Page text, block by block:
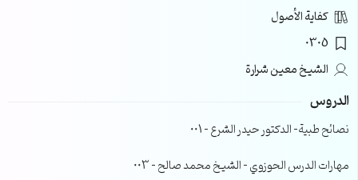
كفاية الأصول
0305
الشيخ معين شرارة
الدروس
نصائح طبية- الدكتور حيدر الشرع – 001
مهارات الدرس الحوزوي – الشيخ محمد صالح – 003